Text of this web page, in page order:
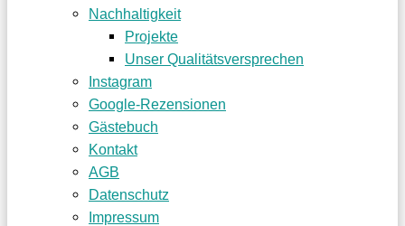
Nachhaltigkeit
Projekte
Unser Qualitätsversprechen
Instagram
Google-Rezensionen
Gästebuch
Kontakt
AGB
Datenschutz
Impressum